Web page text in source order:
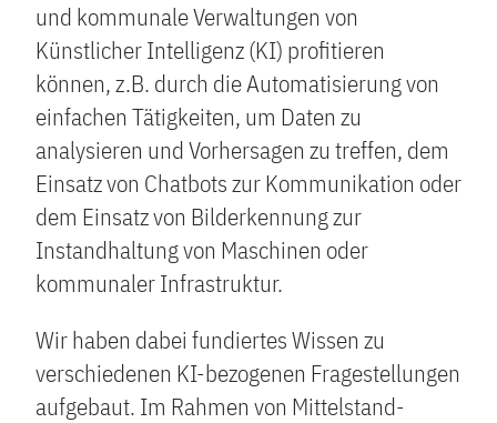
und kommunale Verwaltungen von
Künstlicher Intelligenz (KI) profitieren
können, z.B. durch die Automatisierung von
einfachen Tätigkeiten, um Daten zu
analysieren und Vorhersagen zu treffen, dem
Einsatz von Chatbots zur Kommunikation oder
dem Einsatz von Bilderkennung zur
Instandhaltung von Maschinen oder
kommunaler Infrastruktur.
Wir haben dabei fundiertes Wissen zu
verschiedenen KI-bezogenen Fragestellungen
aufgebaut. Im Rahmen von Mittelstand-